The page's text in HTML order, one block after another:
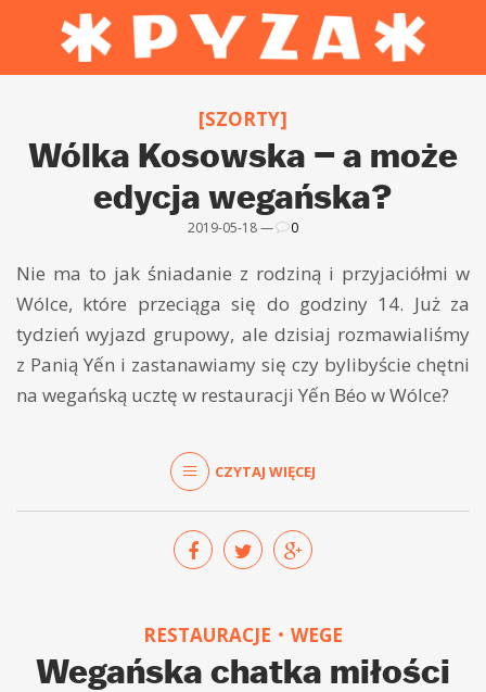
[SZORTY]
Wólka Kosowska – a może
edycja wegańska?
2019-05-18 — 0
Nie ma to jak śniadanie z rodziną i przyjaciółmi w
Wólce, które przeciąga się do godziny 14. Już za
tydzień wyjazd grupowy, ale dzisiaj rozmawialiśmy
z Panią Yến i zastanawiamy się czy bylibyście chętni
na wegańską ucztę w restauracji Yến Béo w Wólce?
CZYTAJ WIĘCEJ
RESTAURACJE WEGE
Wegańska chatka miłości